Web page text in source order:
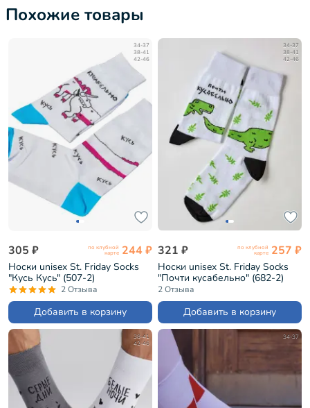
Похожие товары
34-37
38-41
42-46
305 ₽ по клубной
карте 244 ₽
Носки unisex St. Friday Socks
"Кусь Кусь" (507-2)
2 Отзыва
Добавить в корзину
34-37
38-41
42-46
321 ₽ по клубной
карте 257 ₽
Носки unisex St. Friday Socks
"Почти кусабельно" (682-2)
2 Отзыва
Добавить в корзину
38-41
42-46
34-37